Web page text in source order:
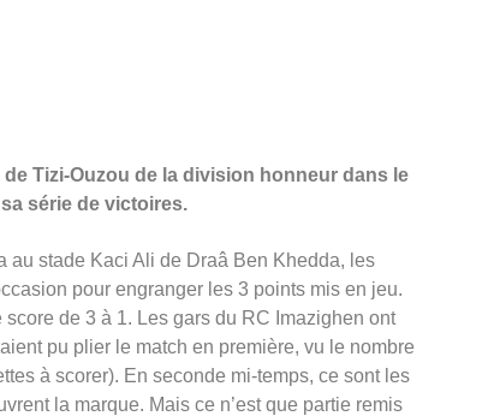
Tizi-Ouzou de la division honneur dans le
série de victoires.
au stade Kaci Ali de Draâ Ben Khedda, les
pour engranger les 3 points mis en jeu.
score de 3 à 1. Les gars du RC Imazighen ont
pu plier le match en première, vu le nombre
à scorer). En seconde mi-temps, ce sont les
la marque. Mais ce n’est que partie remis